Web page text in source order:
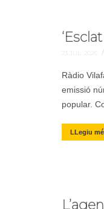
/
Ràdio
emissió
popular.
LLegiu